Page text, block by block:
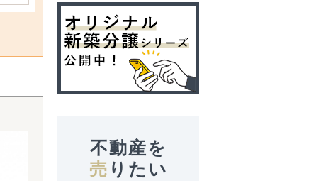
不動産を
売 りたい